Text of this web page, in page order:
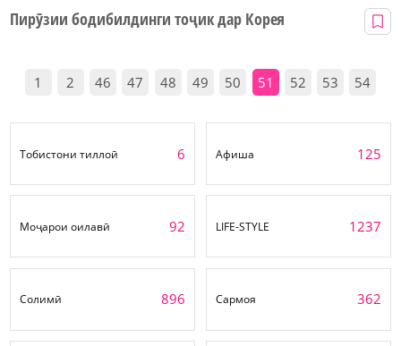
Пирӯзии бодибилдинги тоҷик дар Корея
1 2 46 47 48 49 50 51 52 53 54
Тобистони тиллоӣ 6 Афиша 125
Моҷарои оилавӣ 92 LIFE-STYLE 1237
Солимӣ 896 Сармоя 362